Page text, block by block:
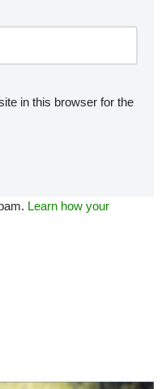
in this browser for the
Learn how your